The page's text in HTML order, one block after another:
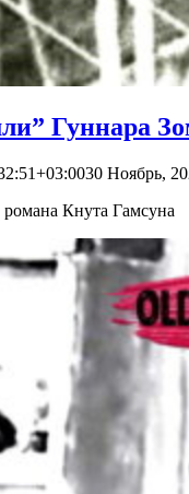
Гуннара
30 Ноябрь,
Кнута Гамсуна